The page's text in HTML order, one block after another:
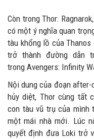
Còn trong Thor:
có một ý nghĩa quan
tàu khổng lồ của Thanos
trở thành đường dẫn
trong Avengers: Infinity
Nội dung của đoạn
hủy diệt, Thor cùng tất
con tàu vũ trụ của mình
một mái nhà mới. Lúc
quyết định đưa Loki trở